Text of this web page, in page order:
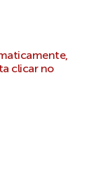
clicar no